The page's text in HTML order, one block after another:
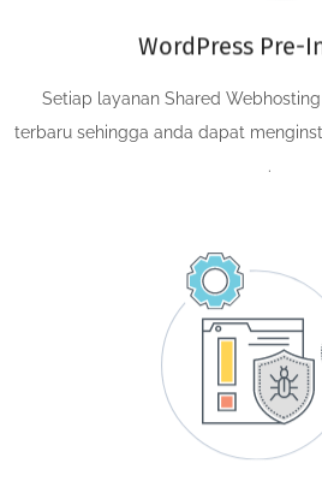
WordPress Pre-
Setiap layanan Shared
terbaru sehingga anda dapat
.